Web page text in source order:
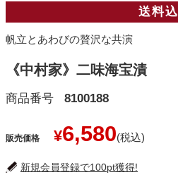
送料込
帆立とあわびの贅沢な共演
《中村家》二味海宝漬
商品番号 8100188
販売価格 ¥6,580
新規会員登録で100pt獲得!